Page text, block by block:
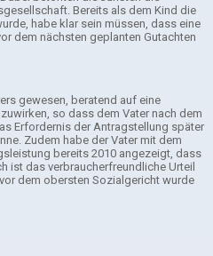
Bereits als dem Kind die
habe klar sein müssen, dass eine
dem nächsten geplanten Gutachten
gewesen, beratend auf eine
so dass dem Vater nach dem
Erfordernis der Antragstellung später
Zudem habe der Vater mit dem
bereits 2010 angezeigt, dass
ist das verbraucherfreundliche Urteil
dem obersten Sozialgericht wurde